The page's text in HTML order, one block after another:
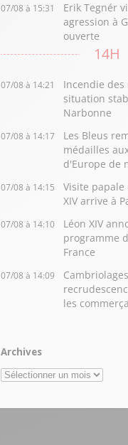
07/08 à 15:31
Erik Tegnér
agression à
ouverte
14H
07/08 à 14:21
Incendie des
situation
Narbonne
07/08 à 14:17
Les Bleus
médailles
d'Europe de
07/08 à 14:15
Visite papale
XIV arrive à
07/08 à 14:10
Léon XIV
programme
France
07/08 à 14:09
les
Archives
Archives